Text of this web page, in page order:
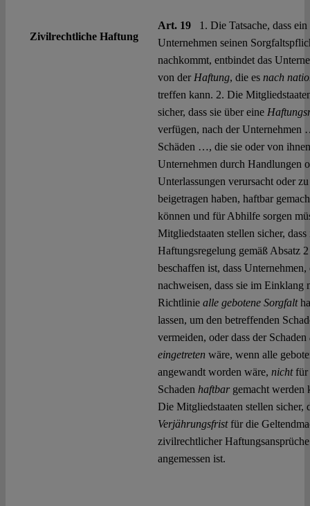
Zivilrechtliche Haftung
Art. 19
1. Die Tatsache, dass ein
Unternehmen seinen
nachkommt, entbindet das
von der Haftung, die es nach
treffen kann. 2. Die
sicher, dass sie über eine
verfügen, nach der Unternehmen
Schäden …, die sie oder von
Unternehmen durch Handlungen
Unterlassungen verursacht oder
beigetragen haben, haftbar
können und für Abhilfe sorgen
Mitgliedstaaten stellen sicher, dass
Haftungsregelung gemäß Absatz
beschaffen ist, dass Unternehmen,
nachweisen, dass sie im Einklang
Richtlinie alle gebotene Sorgfalt
lassen, um den betreffenden
vermeiden, oder dass der Schaden
eingetreten wäre, wenn alle
angewandt worden wäre, nichtfür
Schaden haftbargemacht werden
Die Mitgliedstaaten stellen sicher,
Verjährungsfristfür die
zivilrechtlicher
angemessen ist.